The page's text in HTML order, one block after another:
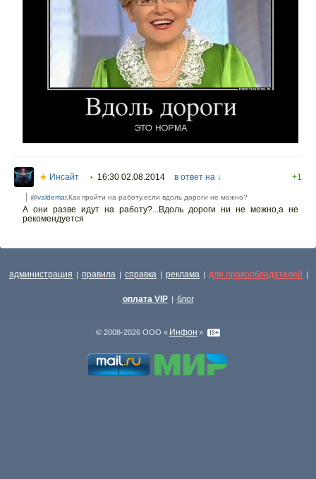
★ Инсайт • 16:30 02.08.2014 в ответ на ↓ +1
@valdemar,Как пройти на работу,если вдоль дороги не можно?
А они разве идут на работу?...Вдоль дороги ни не можно,а не
рекомендуется
администрация | правила | справка | реклама | для правообладателей |
оплата VIP | блог
© 2008-2026 ООО « Инфон »